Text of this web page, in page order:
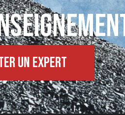
un expert